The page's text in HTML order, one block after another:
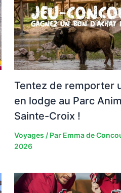
Tentez de remporter
en lodge au Parc
Sainte-Croix !
Voyages / Par Emma de
2026